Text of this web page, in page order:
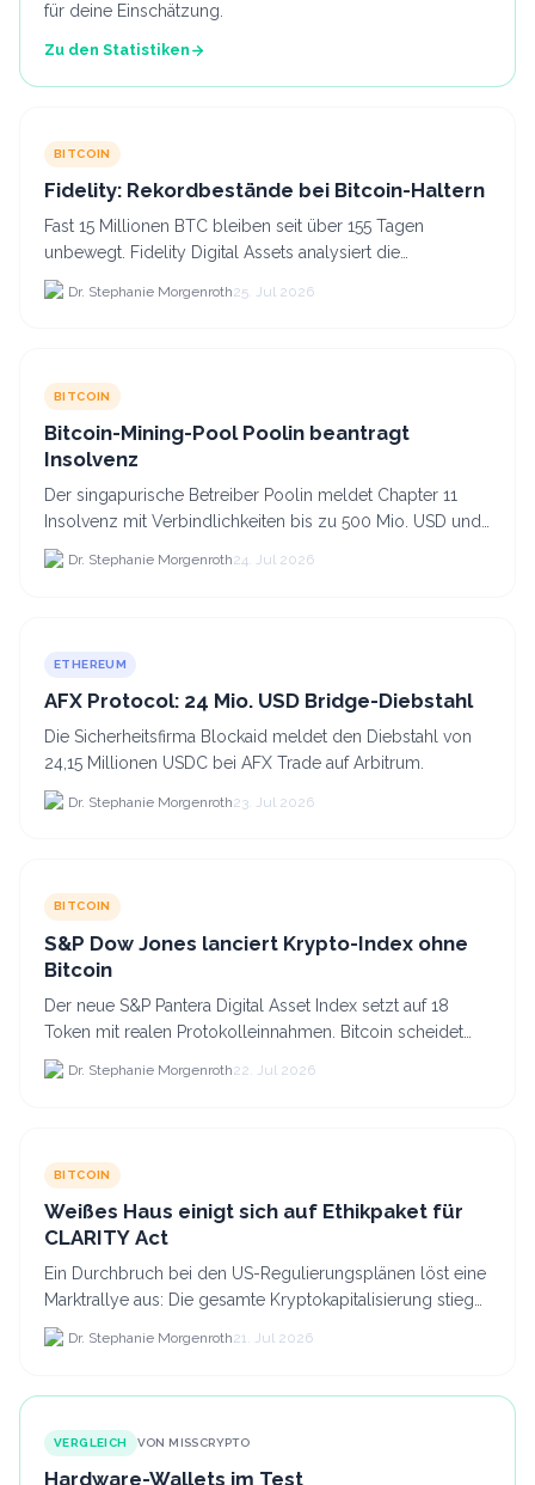
für deine Einschätzung.
Zu den Statistiken
BITCOIN
Fidelity: Rekordbestände bei Bitcoin-Haltern
Fast 15 Millionen BTC bleiben seit über 155 Tagen
unbewegt. Fidelity Digital Assets analysiert die
Anlegerüberzeugung trotz Kursverlusten und einem
BTC-Preis.
Dr. Stephanie Morgenroth25. Jul 2026
BITCOIN
Bitcoin-Mining-Pool Poolin beantragt
Insolvenz
Der singapurische Betreiber Poolin meldet Chapter 11
Insolvenz mit Verbindlichkeiten bis zu 500 Mio. USD und
plant den Verkauf zweier Texas-Standorte für.
Dr. Stephanie Morgenroth24. Jul 2026
ETHEREUM
AFX Protocol: 24 Mio. USD Bridge-Diebstahl
Die Sicherheitsfirma Blockaid meldet den Diebstahl von
24,15 Millionen USDC bei AFX Trade auf Arbitrum.
Dr. Stephanie Morgenroth23. Jul 2026
BITCOIN
S&P Dow Jones lanciert Krypto-Index ohne
Bitcoin
Der neue S&P Pantera Digital Asset Index setzt auf 18
Token mit realen Protokolleinnahmen. Bitcoin scheidet
aufgrund fehlender Erträge für Halter aus dem.
Dr. Stephanie Morgenroth22. Jul 2026
BITCOIN
Weißes Haus einigt sich auf Ethikpaket für
CLARITY Act
Ein Durchbruch bei den US-Regulierungsplänen löst eine
Marktrallye aus: Die gesamte Kryptokapitalisierung stieg
am 21.
Dr. Stephanie Morgenroth21. Jul 2026
VERGLEICH VON MISSCRYPTO
Hardware-Wallets im Test